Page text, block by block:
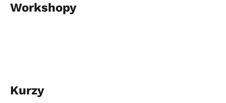
Workshopy
Kurzy